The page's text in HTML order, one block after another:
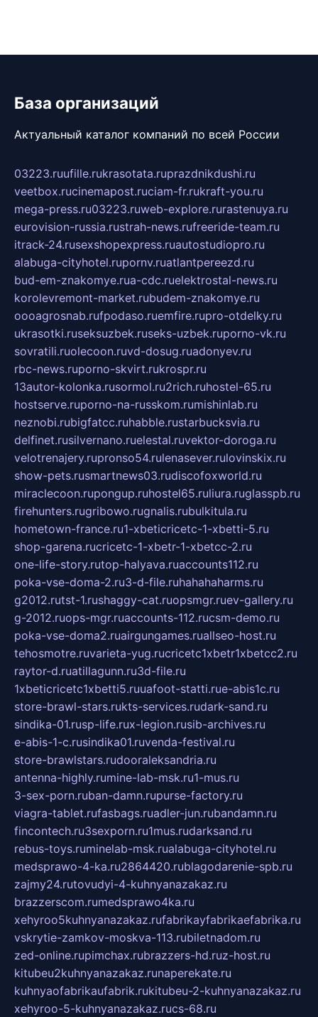
База организаций
Актуальный каталог компаний по всей России
03223.ruufille.rukrasotata.ruprazdnikdushi.ru
veetbox.rucinemapost.ruciam-fr.rukraft-you.ru
mega-press.ru03223.ruweb-explore.rurastenuya.ru
eurovision-russia.rustrah-news.rufreeride-team.ru
itrack-24.rusexshopexpress.ruautostudiopro.ru
alabuga-cityhotel.rupornv.ruatlantpereezd.ru
bud-em-znakomye.rua-cdc.ruelektrostal-news.ru
korolevremont-market.rubudem-znakomye.ru
oooagrosnab.rufpodaso.ruemfire.rupro-otdelky.ru
ukrasotki.ruseksuzbek.ruseks-uzbek.ruporno-vk.ru
sovratili.ruolecoon.ruvd-dosug.ruadonyev.ru
rbc-news.ruporno-skvirt.rukrospr.ru
13autor-kolonka.rusormol.ru2rich.ruhostel-65.ru
hostserve.ruporno-na-russkom.rumishinlab.ru
neznobi.rubigfatcc.ruhabble.rustarbucksvia.ru
delfinet.rusilvernano.ruelestal.ruvektor-doroga.ru
velotrenajery.rupronso54.rulenasever.rulovinskix.ru
show-pets.rusmartnews03.rudiscofoxworld.ru
miraclecoon.rupongup.ruhostel65.ruliura.ruglasspb.ru
firehunters.rugribowo.rugnalis.rubulkitula.ru
hometown-france.ru1-xbeticricetc-1-xbetti-5.ru
shop-garena.rucricetc-1-xbetr-1-xbetcc-2.ru
one-life-story.rutop-halyava.ruaccounts112.ru
poka-vse-doma-2.ru3-d-file.ruhahahaharms.ru
g2012.rutst-1.rushaggy-cat.ruopsmgr.ruev-gallery.ru
g-2012.ruops-mgr.ruaccounts-112.rucsm-demo.ru
poka-vse-doma2.ruairgungames.ruallseo-host.ru
tehosmotre.ruvarieta-yug.rucricetc1xbetr1xbetcc2.ru
raytor-d.ruatillagunn.ru3d-file.ru
1xbeticricetc1xbetti5.ruuafoot-statti.rue-abis1c.ru
store-brawl-stars.rukts-services.rudark-sand.ru
sindika-01.rusp-life.rux-legion.rusib-archives.ru
e-abis-1-c.rusindika01.ruvenda-festival.ru
store-brawlstars.rudooraleksandria.ru
antenna-highly.rumine-lab-msk.ru1-mus.ru
3-sex-porn.ruban-damn.rupurse-factory.ru
viagra-tablet.rufasbags.ruadler-jun.rubandamn.ru
fincontech.ru3sexporn.ru1mus.rudarksand.ru
rebus-toys.ruminelab-msk.rualabuga-cityhotel.ru
medsprawo-4-ka.ru2864420.rublagodarenie-spb.ru
zajmy24.rutovudyi-4-kuhnyanazakaz.ru
brazzerscom.rumedsprawo4ka.ru
xehyroo5kuhnyanazakaz.rufabrikayfabrikaefabrika.ru
vskrytie-zamkov-moskva-113.rubiletnadom.ru
zed-online.rupimchax.rubrazzers-hd.ruz-host.ru
kitubeu2kuhnyanazakaz.runaperekate.ru
kuhnyaofabrikaufabrik.rukitubeu-2-kuhnyanazakaz.ru
xehyroo-5-kuhnyanazakaz.rucs-68.ru